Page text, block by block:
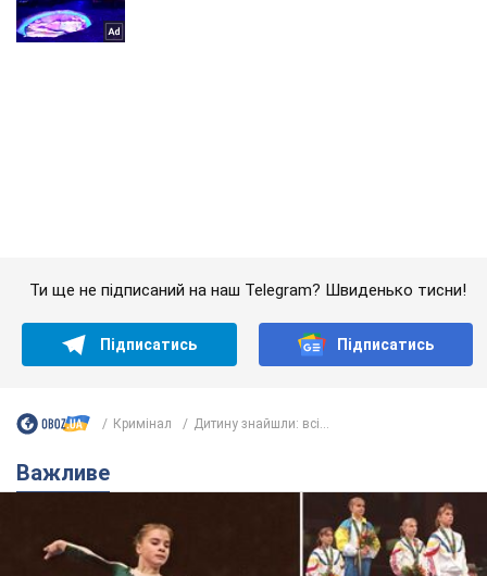
Українська гімнастка вразила президента США
і вперше почула "Слава Україні"! Як склалася